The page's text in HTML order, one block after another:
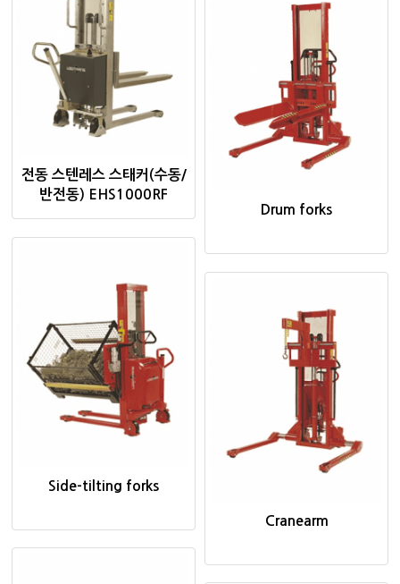
전동 스텐레스 스태커(수동/
반전동) EHS1000RF
Drum forks
Side-tilting forks
Cranearm